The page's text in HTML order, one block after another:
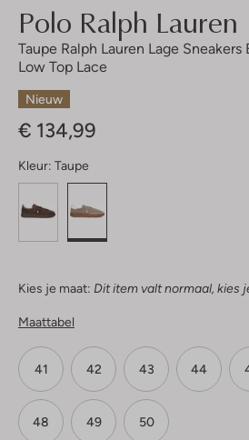
Polo Ralph Lauren
Taupe Ralph Lauren Lage
Low Top Lace
Nieuw
€ 134,99
Kleur: Taupe
Kies je maat: Dit item valt normaal, kies
Maattabel
41 42 43 44
48 49 50